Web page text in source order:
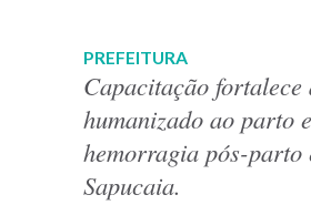
PREFEITURA
Capacitação fortalece
humanizado ao parto
hemorragia pós-parto
Sapucaia.